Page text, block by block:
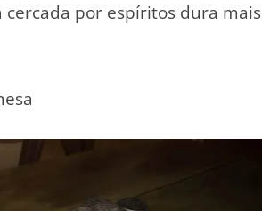
cercada por espíritos dura mais